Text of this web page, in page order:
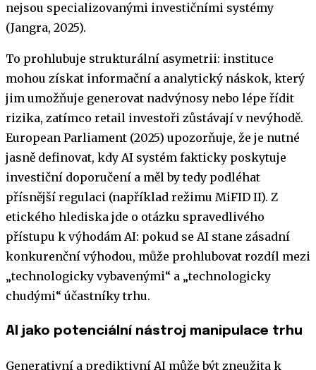
nejsou specializovanými investičními systémy
(Jangra, 2025).
To prohlubuje strukturální asymetrii: instituce
mohou získat informační a analytický náskok, který
jim umožňuje generovat nadvýnosy nebo lépe řídit
rizika, zatímco retail investoři zůstávají v nevýhodě.
European Parliament (2025) upozorňuje, že je nutné
jasně definovat, kdy AI systém fakticky poskytuje
investiční doporučení a měl by tedy podléhat
přísnější regulaci (například režimu MiFID II). Z
etického hlediska jde o otázku spravedlivého
přístupu k výhodám AI: pokud se AI stane zásadní
konkurenční výhodou, může prohlubovat rozdíl mezi
„technologicky vybavenými“ a „technologicky
chudými“ účastníky trhu.
AI jako potenciální nástroj manipulace trhu
Generativní a prediktivní AI může být zneužita k